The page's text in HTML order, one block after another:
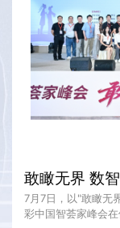
7月7日，以"敢瞰无
彩中国智荟家峰会